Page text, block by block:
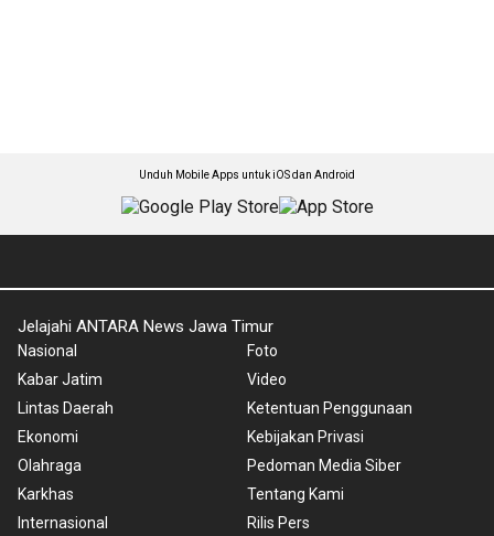
Unduh Mobile Apps untuk iOS dan Android
Jelajahi ANTARA News Jawa Timur
Nasional
Kabar Jatim
Lintas Daerah
Ekonomi
Olahraga
Karkhas
Internasional
Foto
Video
Ketentuan Penggunaan
Kebijakan Privasi
Pedoman Media Siber
Tentang Kami
Rilis Pers